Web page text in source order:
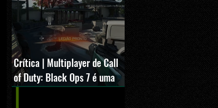
Crítica | Multiplayer de Call
of Duty: Black Ops 7 é uma
experiência positiva,